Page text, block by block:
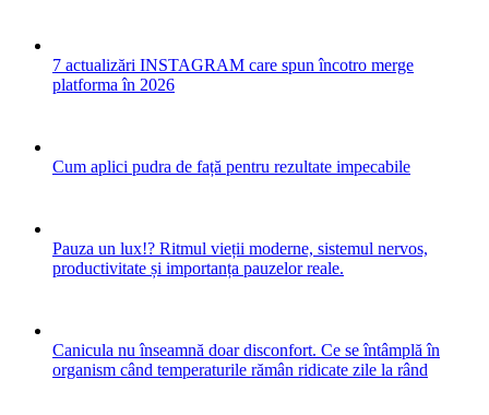
7 actualizări INSTAGRAM care spun încotro merge
platforma în 2026
Cum aplici pudra de față pentru rezultate impecabile
Pauza un lux!? Ritmul vieții moderne, sistemul nervos,
productivitate și importanța pauzelor reale.
Canicula nu înseamnă doar disconfort. Ce se întâmplă în
organism când temperaturile rămân ridicate zile la rând